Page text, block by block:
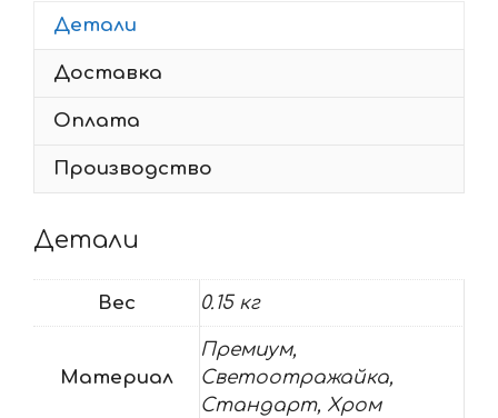
1999-
Детали
Доставка
Оплата
Производство
Детали
Вес 0.15 кг
Материал
Премиум,
Светоотражайка,
Стандарт, Хром